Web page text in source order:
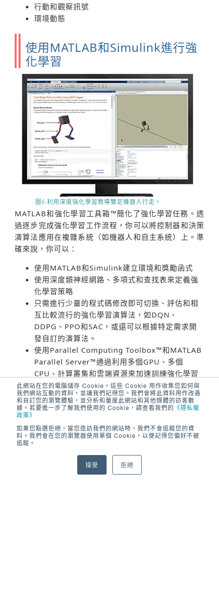
此網站在您的電腦儲存 Cookie。這些 Cookie 用作收集您如何與
我們網站互動的資料，並讓我們記得您。我們會將此資料用作改善
和自訂您的瀏覽體驗，並分析和量度此網站和其他媒體的訪客數
據。若要進一步了解我們使用的 Cookie，請查看我們的 《隱私權
政策》
如果您點選拒絕，當您造訪我們的網站時，我們不會追蹤您的資
料。我們會在您的瀏覽器使用單個 Cookie，以便記得您偏好不被
追蹤。
接受 拒絕
行動和觀察訊號
環境動態
使用MATLAB和Simulink進行強
化學習
圖6.利用深度強化學習教導雙足機器人行走。
MATLAB和強化學習工具箱™簡化了強化學習任務。透
過逐步完成強化學習工作流程，你可以將控制器和決策
演算法應用在複雜系統（如機器人和自主系統）上。準
確來說，你可以：
使用MATLAB和Simulink建立環境和獎勵函式
使用深度類神經網路、多項式和查找表來定義強
化學習策略
只需進行少量的程式碼修改即可切換、評估和相
互比較流行的強化學習演算法，如DQN、
DDPG、PPO和SAC，或還可以根據特定需求開
發自訂的演算法。
使用Parallel Computing Toolbox™和MATLAB
Parallel Server™通過利用多個GPU、多個
CPU、計算叢集和雲端資源來加速訓練強化學習
策略
使用MATLAB Coder™和GPU Coder™轉出程式
碼並將強化學習策略部署到嵌入式設備上
相關產品
深度學習工具箱